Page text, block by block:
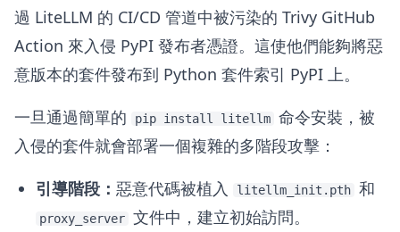
過 LiteLLM 的 CI/CD 管道中被污染的 Trivy GitHub
Action 來入侵 PyPI 發布者憑證。這使他們能夠將惡
意版本的套件發布到 Python 套件索引 PyPI 上。
一旦通過簡單的
pip install litellm 命令安裝，被
入侵的套件就會部署一個複雜的多階段攻擊：
引導階段： 惡意代碼被植入 litellm_init.pth 和
proxy_server 文件中，建立初始訪問。